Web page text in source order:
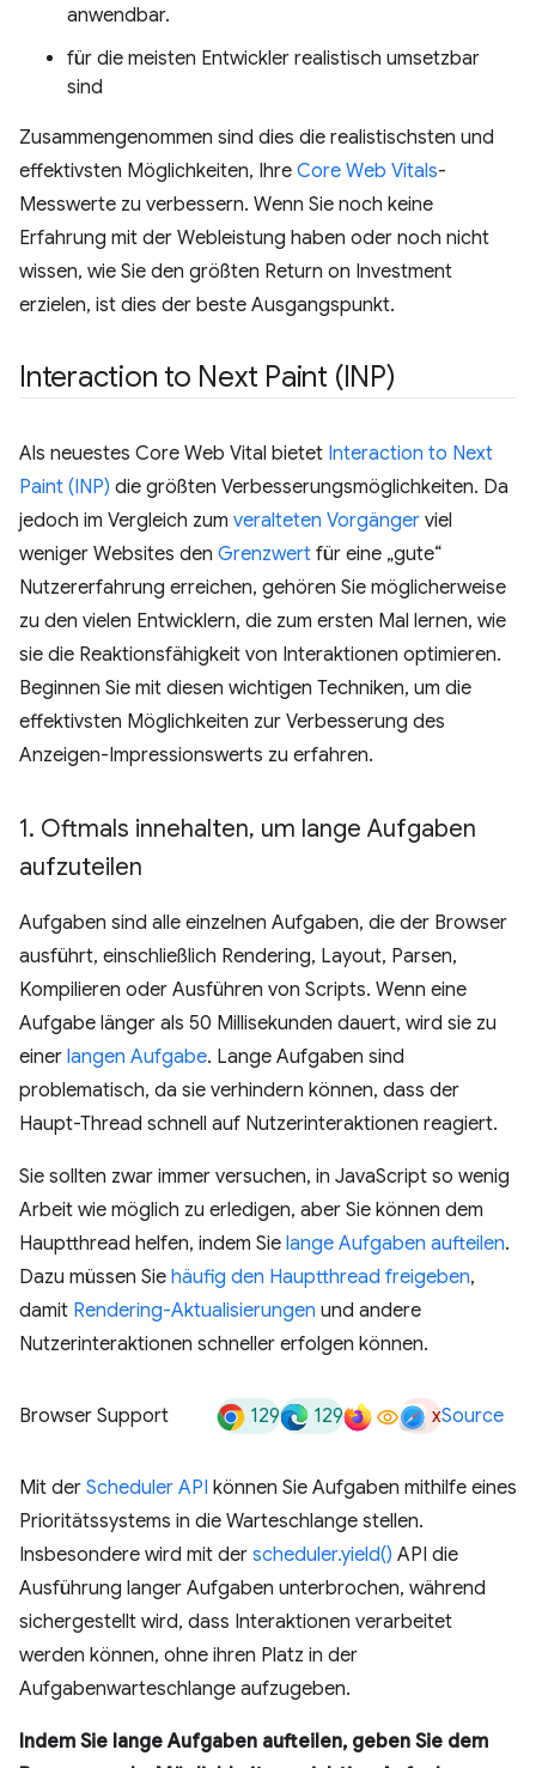
anwendbar.
für die meisten Entwickler realistisch umsetzbar
sind
Zusammengenommen sind dies die realistischsten und
effektivsten Möglichkeiten, Ihre Core Web Vitals-
Messwerte zu verbessern. Wenn Sie noch keine
Erfahrung mit der Webleistung haben oder noch nicht
wissen, wie Sie den größten Return on Investment
erzielen, ist dies der beste Ausgangspunkt.
Interaction to Next Paint (INP)
Als neuestes Core Web Vital bietet Interaction to Next
Paint (INP) die größten Verbesserungsmöglichkeiten. Da
jedoch im Vergleich zum veralteten Vorgänger viel
weniger Websites den Grenzwert für eine „gute“
Nutzererfahrung erreichen, gehören Sie möglicherweise
zu den vielen Entwicklern, die zum ersten Mal lernen, wie
sie die Reaktionsfähigkeit von Interaktionen optimieren.
Beginnen Sie mit diesen wichtigen Techniken, um die
effektivsten Möglichkeiten zur Verbesserung des
Anzeigen-Impressionswerts zu erfahren.
1. Oftmals innehalten, um lange Aufgaben
aufzuteilen
Aufgaben sind alle einzelnen Aufgaben, die der Browser
ausführt, einschließlich Rendering, Layout, Parsen,
Kompilieren oder Ausführen von Scripts. Wenn eine
Aufgabe länger als 50 Millisekunden dauert, wird sie zu
einer langen Aufgabe. Lange Aufgaben sind
problematisch, da sie verhindern können, dass der
Haupt-Thread schnell auf Nutzerinteraktionen reagiert.
Sie sollten zwar immer versuchen, in JavaScript so wenig
Arbeit wie möglich zu erledigen, aber Sie können dem
Hauptthread helfen, indem Sie lange Aufgaben aufteilen.
Dazu müssen Sie häufig den Hauptthread freigeben,
damit Rendering-Aktualisierungen und andere
Nutzerinteraktionen schneller erfolgen können.
Browser Support 129 129 xSource
Mit der Scheduler API können Sie Aufgaben mithilfe eines
Prioritätssystems in die Warteschlange stellen.
Insbesondere wird mit der scheduler.yield() API die
Ausführung langer Aufgaben unterbrochen, während
sichergestellt wird, dass Interaktionen verarbeitet
werden können, ohne ihren Platz in der
Aufgabenwarteschlange aufzugeben.
Indem Sie lange Aufgaben aufteilen, geben Sie dem